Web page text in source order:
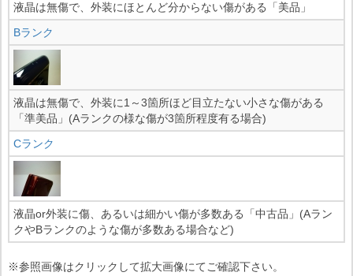
液晶は無傷で、外装にほとんど分からない傷がある「美品」
Bランク
液晶は無傷で、外装に1～3箇所ほど目立たない小さな傷がある
「準美品」(Aランクの様な傷が3箇所程度有る場合)
Cランク
液晶or外装に傷、あるいは細かい傷が多数ある「中古品」(Aラン
クやBランクのような傷が多数ある場合など)
※参照画像はクリックして拡大画像にてご確認下さい。